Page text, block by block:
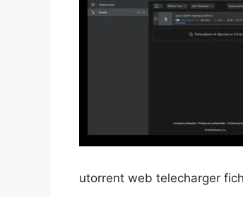
utorrent web telecharger